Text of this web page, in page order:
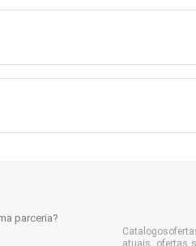
parceria?
atuais, ofertas